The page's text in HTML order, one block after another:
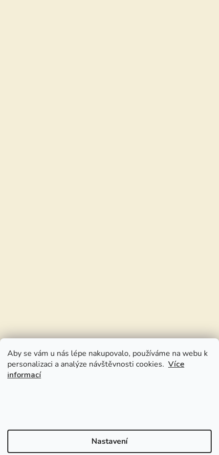
Aby se vám u nás lépe nakupovalo, používáme na webu k
personalizaci a analýze návštěvnosti cookies. Více
informací
Nastavení